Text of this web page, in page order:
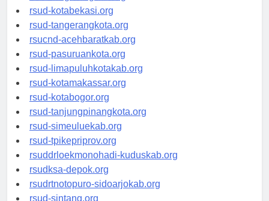
rsud-tangerangkab.org
rsud-kotabekasi.org
rsud-tangerangkota.org
rsucnd-acehbaratkab.org
rsud-pasuruankota.org
rsud-limapuluhkotakab.org
rsud-kotamakassar.org
rsud-kotabogor.org
rsud-tanjungpinangkota.org
rsud-simeuluekab.org
rsud-tpikepriprov.org
rsuddrloekmonohadi-kuduskab.org
rsudksa-depok.org
rsudrtnotopuro-sidoarjokab.org